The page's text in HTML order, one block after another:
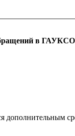
в
дополнительным